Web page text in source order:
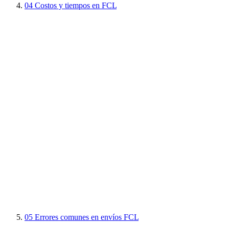
04 Costos y tiempos en FCL
05 Errores comunes en envíos FCL